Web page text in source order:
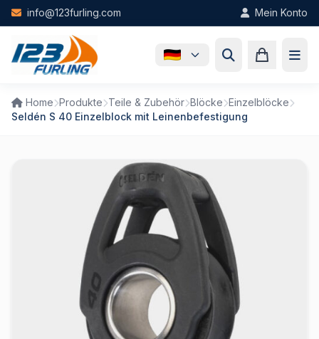
Skip to main content
info@123furling.com Mein Konto
Home Produkte Teile & Zubehör Blöcke Einzelblöcke
Seldén S 40 Einzelblock mit Leinenbefestigung